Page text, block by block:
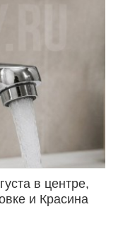
в центре,
и Красина